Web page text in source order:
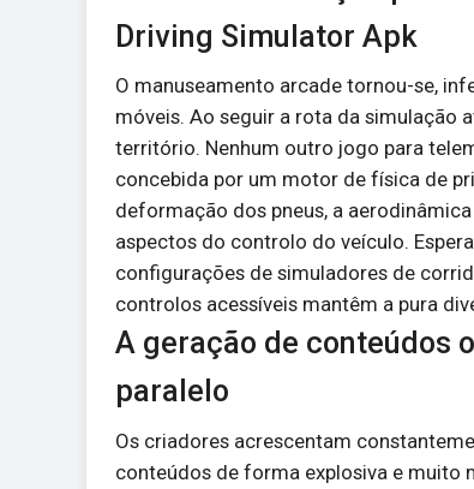
Driving Simulator Apk
O manuseamento arcade tornou-se,
móveis. Ao seguir a rota da simulação
território. Nenhum outro jogo para
concebida por um motor de física de
deformação dos pneus, a
aspectos do controlo do veículo.
configurações de simuladores de
controlos acessíveis mantêm a pura
A geração de conteúdos
paralelo
Os criadores acrescentam
conteúdos de forma explosiva e muito